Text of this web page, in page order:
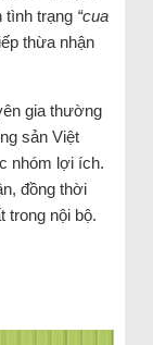
tình trạng “cua
thừa nhận
gia thường
sản Việt
nhóm lợi ích.
đồng thời
trong nội bộ.